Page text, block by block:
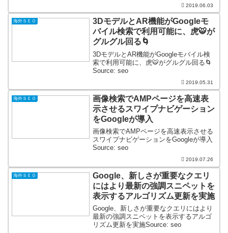
2019.06.03
海外ＳＥＯ
3DモデルとAR機能がGoogleモ
バイル検索で利用可能に、虎🐯が
グルグル回る🌀
3DモデルとAR機能がGoogleモバイル検
索で利用可能に、虎🐯がグルグル回る🌀
Source: seo
2019.05.31
海外ＳＥＯ
画像検索でAMPページを高速表
示させるスワイプナビゲーション
をGoogleが導入
画像検索でAMPページを高速表示させる
スワイプナビゲーションをGoogleが導入
Source: seo
2019.07.26
海外ＳＥＯ
Google、新しさが重要なクエリ
にはより最新の強調スニペットを
表示するアルゴリズム更新を実施
Google、新しさが重要なクエリにはより
最新の強調スニペットを表示するアルゴ
リズム更新を実施Source: seo